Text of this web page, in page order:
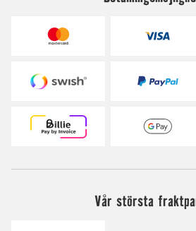
Vår största